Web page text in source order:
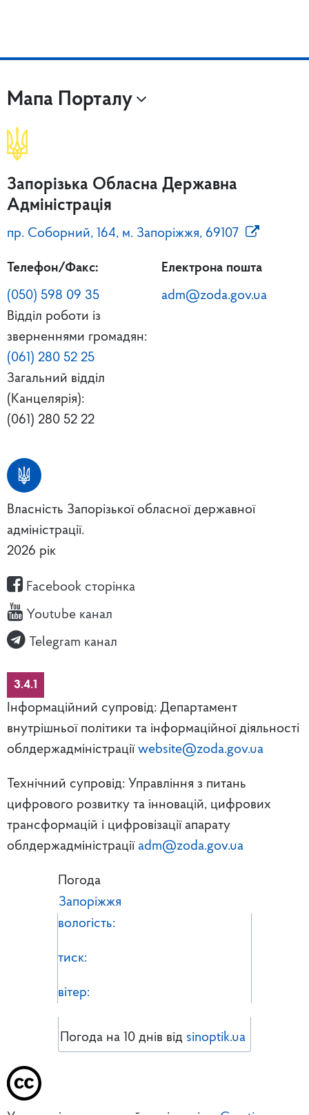
Мапа Порталу
Запорізька Обласна Державна
Адміністрація
пр. Соборний, 164, м. Запоріжжя, 69107
Телефон/Факс:
(050) 598 09 35
Відділ роботи із
зверненнями громадян:
(061) 280 52 25
Загальний відділ
(Канцелярія):
(061) 280 52 22
Електрона пошта
adm@zoda.gov.ua
Власність Запорізької обласної державної
адміністрації.
2026 рік
Facebook сторінка
Youtube канал
Telegram канал
3.4.1
Інформаційний супровід: Департамент
внутрішньої політики та інформаційної діяльності
облдержадміністрації website@zoda.gov.ua
Технічний супровід: Управління з питань
цифрового розвитку та інновацій, цифрових
трансформацій і цифровізації апарату
облдержадміністрації adm@zoda.gov.ua
Погода
Запоріжжя
вологість:
тиск:
вітер:
Погода на 10 днів від sinoptik.ua